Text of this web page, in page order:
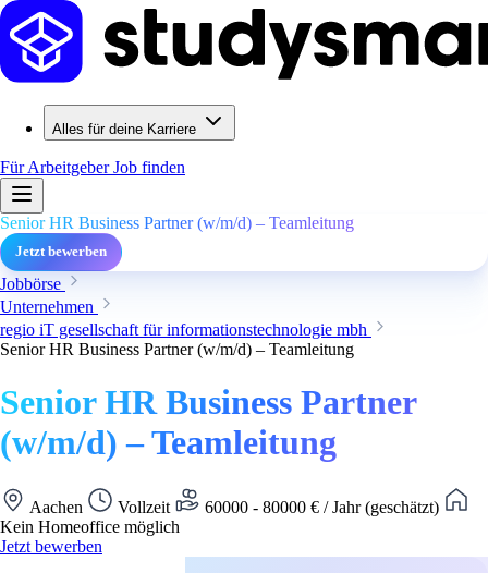
Alles für deine Karriere
Für ArbeitgeberJob finden
Senior HR Business Partner (w/m/d) – Teamleitung
Jetzt bewerben
Jobbörse
Unternehmen
regio iT gesellschaft für informationstechnologie mbh
Senior HR Business Partner (w/m/d) – Teamleitung
Senior HR Business Partner
(w/m/d) – Teamleitung
Aachen Vollzeit
60000 - 80000 € / Jahr (geschätzt)
Kein Homeoffice möglich
Jetzt bewerben